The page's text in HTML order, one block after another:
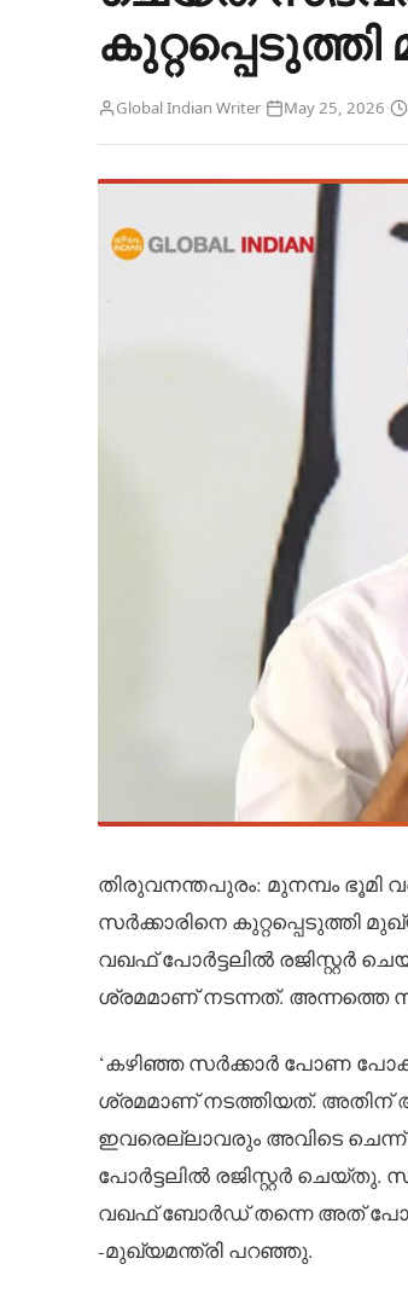
Global Indian Writer· May 25, 2026·
തിരുവനന്തപുരം: മുനമ്പം
സര്‍ക്കാരിനെ കുറ്റപ്പെടുത്തി
വഖഫ് പോര്‍ട്ടലില്‍ രജിസ്റ്റര്‍
ശ്രമമാണ് നടന്നത്. അന്നത്തെ
‘കഴിഞ്ഞ സര്‍ക്കാര്‍ പോണ
ശ്രമമാണ് നടത്തിയത്. അതിന്
ഇവരെല്ലാവരും അവിടെ
പോര്‍ട്ടലില്‍ രജിസ്റ്റര്‍
വഖഫ് ബോര്‍ഡ് തന്നെ അത്
-മുഖ്യമന്ത്രി പറഞ്ഞു.